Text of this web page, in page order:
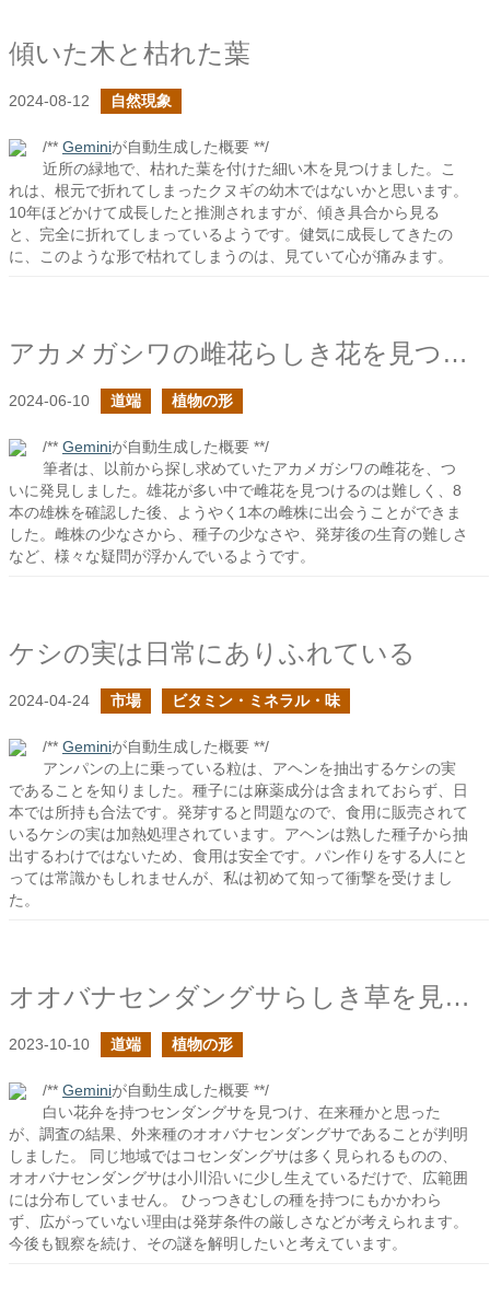
傾いた木と枯れた葉
2024-08-12 自然現象
/** Geminiが自動生成した概要 **/
近所の緑地で、枯れた葉を付けた細い木を見つけました。こ
れは、根元で折れてしまったクヌギの幼木ではないかと思います。
10年ほどかけて成長したと推測されますが、傾き具合から見る
と、完全に折れてしまっているようです。健気に成長してきたの
に、このような形で枯れてしまうのは、見ていて心が痛みます。
アカメガシワの雌花らしき花を見つけた
2024-06-10 道端 植物の形
/** Geminiが自動生成した概要 **/
筆者は、以前から探し求めていたアカメガシワの雌花を、つ
いに発見しました。雄花が多い中で雌花を見つけるのは難しく、8
本の雄株を確認した後、ようやく1本の雌株に出会うことができま
した。雌株の少なさから、種子の少なさや、発芽後の生育の難しさ
など、様々な疑問が浮かんでいるようです。
ケシの実は日常にありふれている
2024-04-24 市場 ビタミン・ミネラル・味
/** Geminiが自動生成した概要 **/
アンパンの上に乗っている粒は、アヘンを抽出するケシの実
であることを知りました。種子には麻薬成分は含まれておらず、日
本では所持も合法です。発芽すると問題なので、食用に販売されて
いるケシの実は加熱処理されています。アヘンは熟した種子から抽
出するわけではないため、食用は安全です。パン作りをする人にと
っては常識かもしれませんが、私は初めて知って衝撃を受けまし
た。
オオバナセンダングサらしき草を見かけた
2023-10-10 道端 植物の形
/** Geminiが自動生成した概要 **/
白い花弁を持つセンダングサを見つけ、在来種かと思った
が、調査の結果、外来種のオオバナセンダングサであることが判明
しました。 同じ地域ではコセンダングサは多く見られるものの、
オオバナセンダングサは小川沿いに少し生えているだけで、広範囲
には分布していません。 ひっつきむしの種を持つにもかかわら
ず、広がっていない理由は発芽条件の厳しさなどが考えられます。
今後も観察を続け、その謎を解明したいと考えています。